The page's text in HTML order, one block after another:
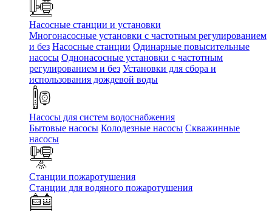
Насосные станции и установки
Многонасосные установки с частотным регулированием
и без Насосные станции Одинарные повысительные
насосы Однонасосные установки с частотным
регулированием и без Установки для сбора и
использования дождевой воды
Насосы для систем водоснабжения
Бытовые насосы Колодезные насосы Скважинные
насосы
Станции пожаротушения
Станции для водяного пожаротушения